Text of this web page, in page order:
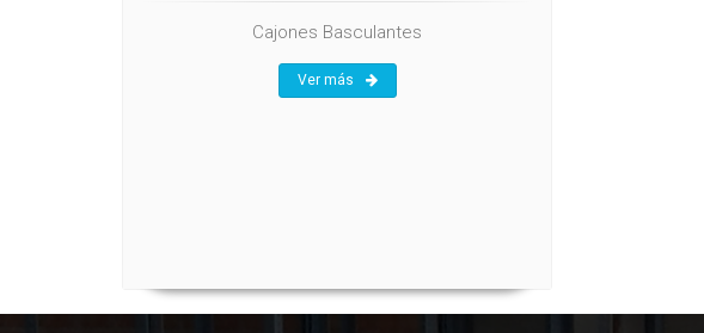
Cajones Basculantes
Ver más